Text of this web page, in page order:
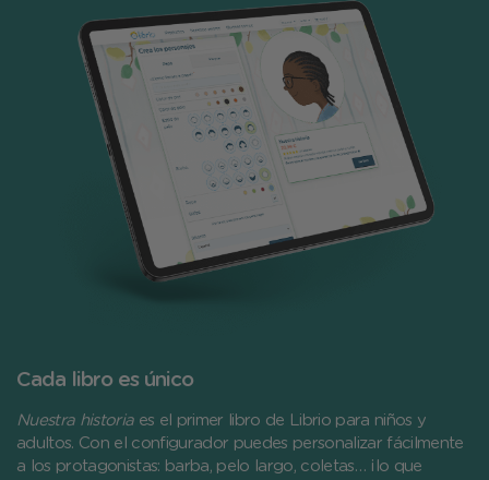
Cada libro es único
Nuestra historiaes el primer libro de Librio para niños y
adultos. Con el configurador puedes personalizar fácilmente
a los protagonistas: barba, pelo largo, coletas… ¡lo que